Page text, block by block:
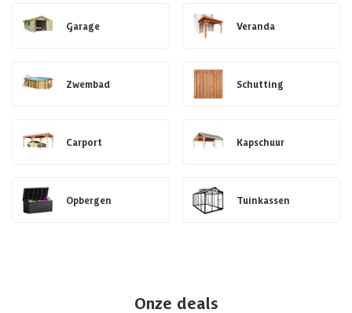
Garage Veranda
Zwembad Schutting
Carport Kapschuur
Opbergen Tuinkassen
Onze deals